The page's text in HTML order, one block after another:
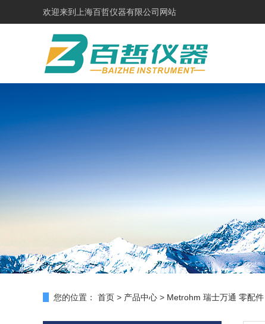
欢迎来到 上海百哲仪器有限公司网站
您的位置： 首页 > 产品中心 > Metrohm 瑞士万通 零配件